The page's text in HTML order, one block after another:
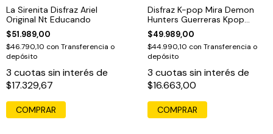
La Sirenita Disfraz Ariel
Original Nt Educando
$51.989,00
$46.790,10 con Transferencia o
depósito
3 cuotas sin interés de
$17.329,67
COMPRAR
Disfraz K-pop Mira Demon
Hunters Guerreras Kpop
Infantil Mira
$49.989,00
$44.990,10 con Transferencia o
depósito
3 cuotas sin interés de
$16.663,00
COMPRAR